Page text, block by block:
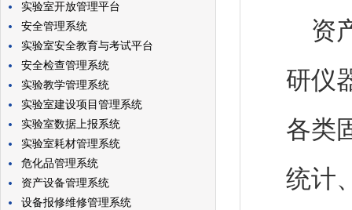
实验室开放管理平台
安全管理系统
实验室安全教育与考试平台
安全检查管理系统
实验教学管理系统
实验室建设项目管理系统
实验室数据上报系统
实验室耗材管理系统
危化品管理系统
资产设备管理系统
设备报修维修管理系统
资
研仪
各类
统计